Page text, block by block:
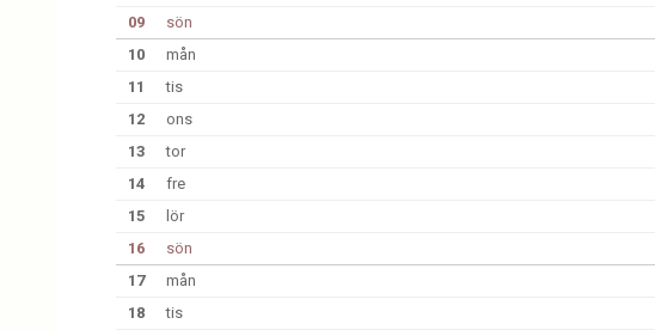
09
sön
10
mån
11
tis
12
ons
13
tor
14
fre
15
lör
16
sön
17
mån
18
tis